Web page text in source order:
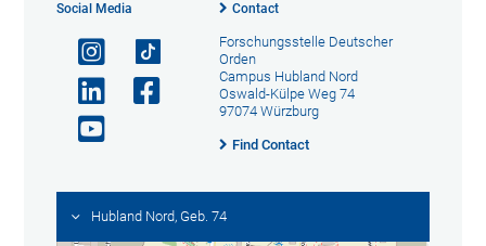
Social Media Contact
Forschungsstelle Deutscher
Orden
Campus Hubland Nord
Oswald-Külpe Weg 74
97074 Würzburg
Find Contact
Hubland Nord, Geb. 74